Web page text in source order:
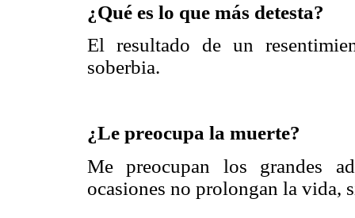
¿Qué es lo que más detesta?
El resultado de un
soberbia.
¿Le preocupa la muerte?
Me preocupan los grandes
ocasiones no prolongan la vida,